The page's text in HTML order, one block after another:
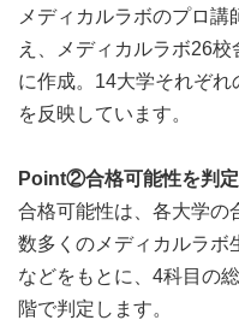
メディカルラボのプロ
え、メディカルラボ26
に作成。14大学それぞ
を反映しています。
Point②合格可能性を判定
合格可能性は、各大学の
数多くのメディカルラボ
などをもとに、4科目の
階で判定します。